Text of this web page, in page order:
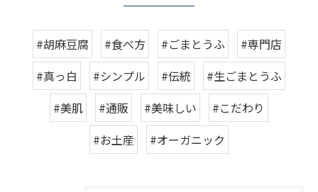
#胡麻豆腐 #食べ方 #ごまとうふ
#専門店
#真っ白
#シンプル #伝統
#生ごまとうふ
#美肌
#通販 #美味しい
#こだわり
#お土産
#オーガニック